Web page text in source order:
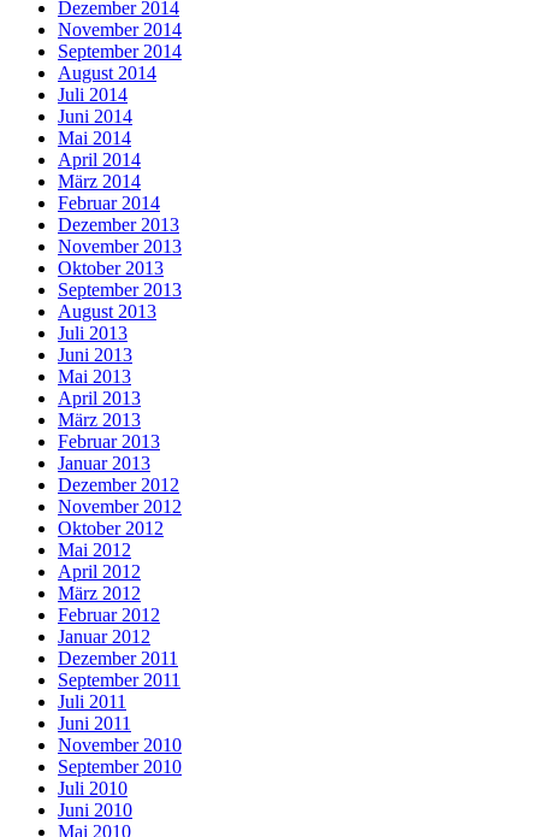
Dezember 2014
November 2014
September 2014
August 2014
Juli 2014
Juni 2014
Mai 2014
April 2014
März 2014
Februar 2014
Dezember 2013
November 2013
Oktober 2013
September 2013
August 2013
Juli 2013
Juni 2013
Mai 2013
April 2013
März 2013
Februar 2013
Januar 2013
Dezember 2012
November 2012
Oktober 2012
Mai 2012
April 2012
März 2012
Februar 2012
Januar 2012
Dezember 2011
September 2011
Juli 2011
Juni 2011
November 2010
September 2010
Juli 2010
Juni 2010
Mai 2010